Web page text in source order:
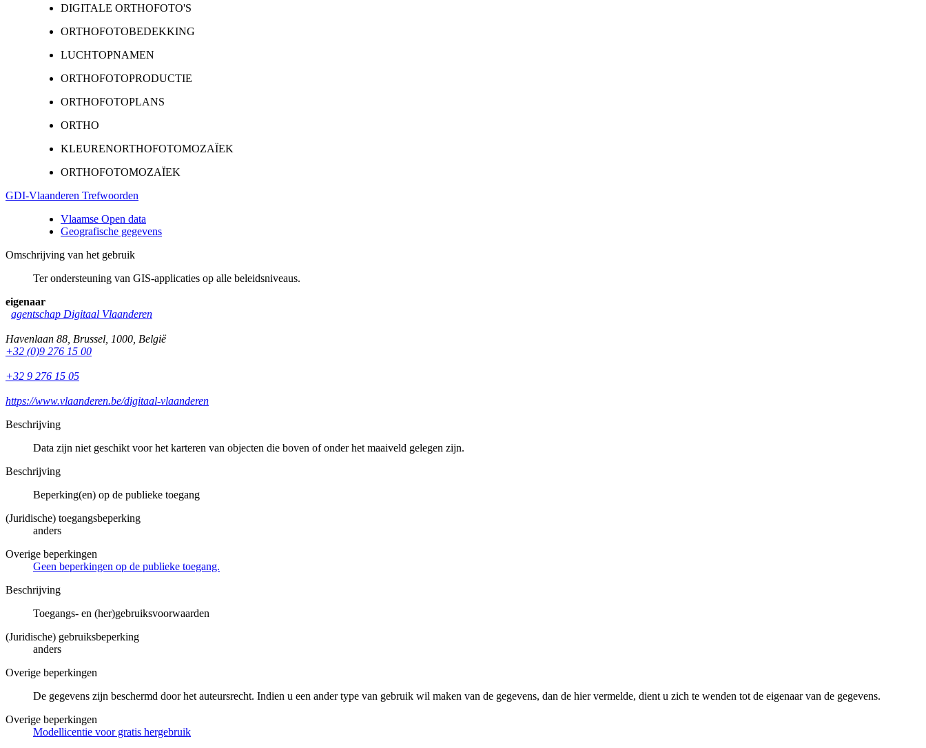
DIGITALE ORTHOFOTO'S
ORTHOFOTOBEDEKKING
LUCHTOPNAMEN
ORTHOFOTOPRODUCTIE
ORTHOFOTOPLANS
ORTHO
KLEURENORTHOFOTOMOZAÏEK
ORTHOFOTOMOZAÏEK
GDI-Vlaanderen Trefwoorden
Vlaamse Open data
Geografische gegevens
Omschrijving van het gebruik
Ter ondersteuning van GIS-applicaties op alle beleidsniveaus.
eigenaar
agentschap Digitaal Vlaanderen
Havenlaan 88 Brussel 1000 België
+32 (0)9 276 15 00
+32 9 276 15 05
https://www.vlaanderen.be/digitaal-vlaanderen
Beschrijving
Data zijn niet geschikt voor het karteren van objecten die boven of onder het maaiveld gelegen zijn.
Beschrijving
Beperking(en) op de publieke toegang
(Juridische) toegangsbeperking
anders
Overige beperkingen
Geen beperkingen op de publieke toegang.
Beschrijving
Toegangs- en (her)gebruiksvoorwaarden
(Juridische) gebruiksbeperking
anders
Overige beperkingen
De gegevens zijn beschermd door het auteursrecht. Indien u een ander type van gebruik wil maken van de gegevens, dan de hier vermelde, dient u zich te wenden tot de eigenaar van de gegevens.
Overige beperkingen
Modellicentie voor gratis hergebruik